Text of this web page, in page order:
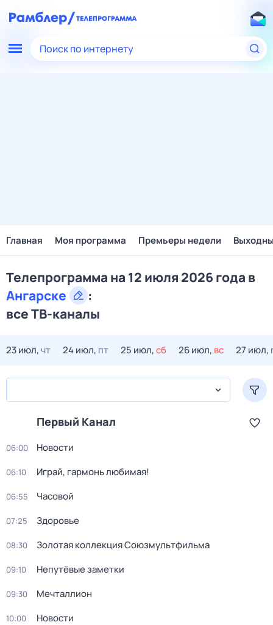
Поиск по интернету
Главная Моя программа Премьеры недели
Телепрограмма на 12 июля 2026 года в
Ангарске
:
все ТВ-каналы
23 июл,чт 24 июл, пт 25 июл,сб 26 июл, вс 27 июл,
Первый Канал
06:00 Новости
06:10 Играй, гармонь любимая!
06:55 Часовой
07:25 Здоровье
08:30 Золотая коллекция Союзмультфильма
09:10 Непутёвые заметки
09:30 Мечталлион
10:00 Новости